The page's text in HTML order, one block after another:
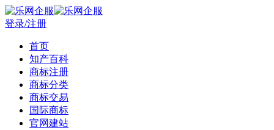
登录/注册
首页
知产百科
商标注册
商标分类
商标交易
国际商标
官网建站